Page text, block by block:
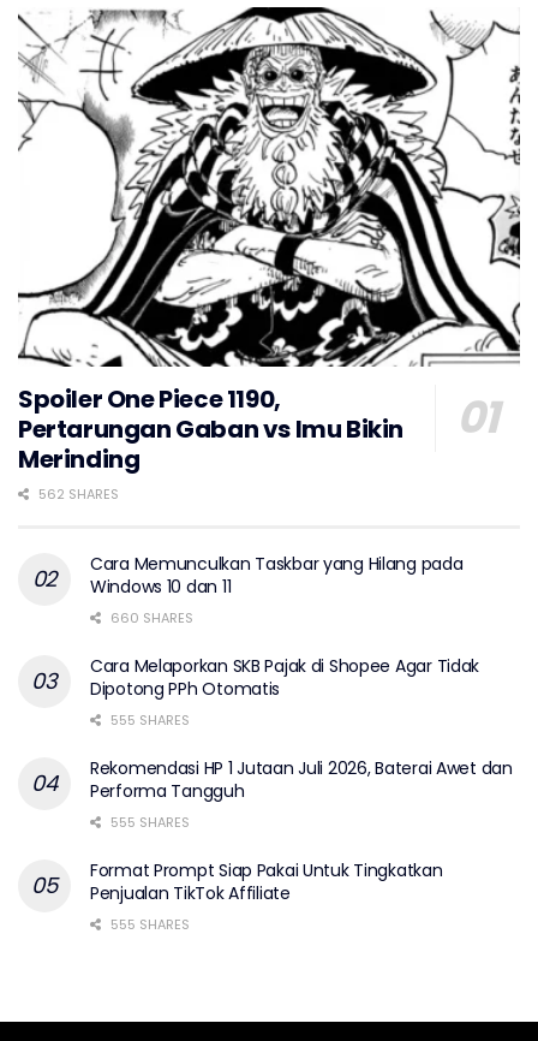
Spoiler One Piece 1190,
Pertarungan Gaban vs Imu Bikin
Merinding
562 SHARES
Cara Memunculkan Taskbar yang Hilang pada
Windows 10 dan 11
660 SHARES
Cara Melaporkan SKB Pajak di Shopee Agar Tidak
Dipotong PPh Otomatis
555 SHARES
Rekomendasi HP 1 Jutaan Juli 2026, Baterai Awet dan
Performa Tangguh
555 SHARES
Format Prompt Siap Pakai Untuk Tingkatkan
Penjualan TikTok Affiliate
555 SHARES